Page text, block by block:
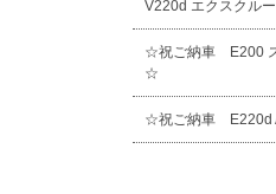
V220d エクスクル
☆祝ご納車 E200 ス
☆
☆祝ご納車 E220d